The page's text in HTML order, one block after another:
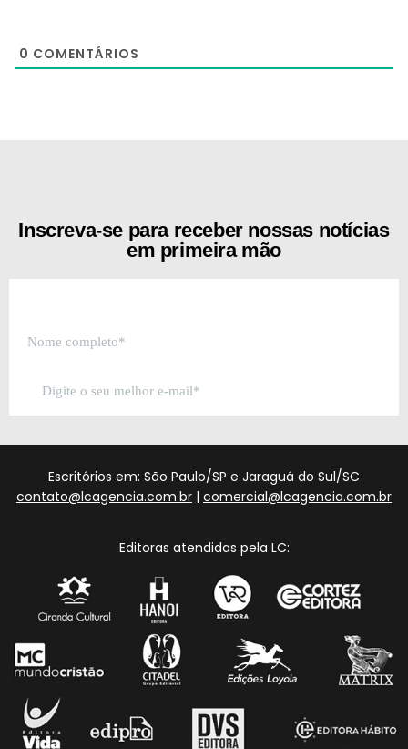
0 COMENTÁRIOS
Inscreva-se para receber nossas notícias
em primeira mão
Escritórios em: São Paulo/SP e Jaraguá do Sul/SC
contato@lcagencia.com.br | comercial@lcagencia.com.br
Editoras atendidas pela LC: